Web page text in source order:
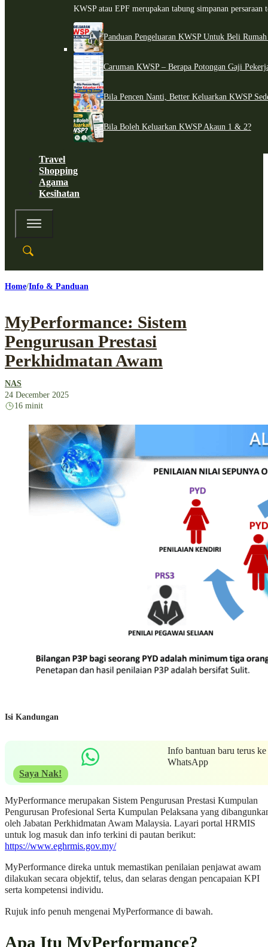
KWSP atau EPF merupakan tabung simpanan persaraan
Panduan Pengeluaran KWSP Untuk Beli
Caruman KWSP – Berapa Potongan Gaji
Bila Pencen Nanti, Better Keluarkan KWSP
Bila Boleh Keluarkan KWSP Akaun 1 & 2?
Travel
Shopping
Agama
Kesihatan
Home Info & Panduan
MyPerformance: Sistem
Pengurusan Prestasi
Perkhidmatan Awam
NAS
24 December 2025
16 minit
Isi Kandungan
Info bantuan baru terus ke
WhatsApp
Saya Nak!
MyPerformance merupakan Sistem Pengurusan Prestasi Kumpulan
Pengurusan Profesional Serta Kumpulan Pelaksana yang
oleh Jabatan Perkhidmatan Awam Malaysia. Layari portal HRMIS
untuk log masuk dan info terkini di pautan berikut:
https://www.eghrmis.gov.my/
MyPerformance direka untuk memastikan penilaian penjawat awam
dilakukan secara objektif, telus, dan selaras dengan pencapaian KPI
serta kompetensi individu.
Rujuk info penuh mengenai MyPerformance di bawah.
Apa Itu MyPerformance?